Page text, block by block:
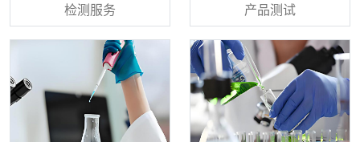
检测服务 产品测试